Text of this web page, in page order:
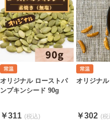
オリジナル ローストパ
ンプキンシード 90g
￥311
オリジナ
￥302